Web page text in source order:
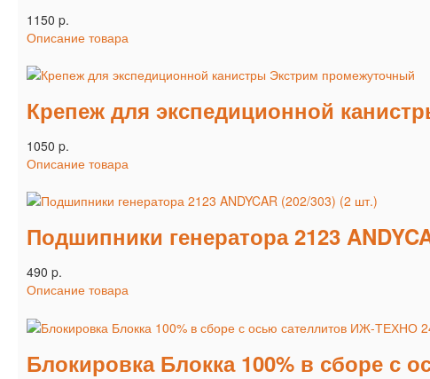
1150 p.
Описание товара
Крепеж для экспедиционной
1050 p.
Описание товара
Подшипники генератора 2123
490 p.
Описание товара
Блокировка Блокка 100% в сборе с